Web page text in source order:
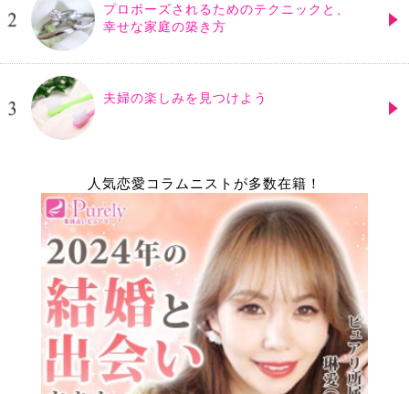
プロポーズされるためのテクニックと、
幸せな家庭の築き方
夫婦の楽しみを見つけよう
人気恋愛コラムニストが多数在籍！